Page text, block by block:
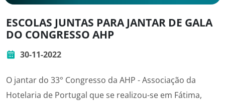
ESCOLAS JUNTAS PARA JANTAR DE GALA
DO CONGRESSO AHP
30-11-2022
O jantar do 33° Congresso da AHP - Associação da
Hotelaria de Portugal que se realizou-se em Fátima,